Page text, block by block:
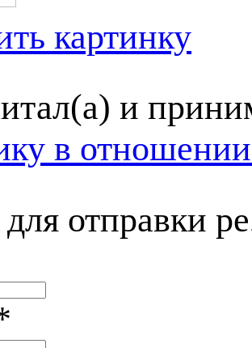
картинку
и
в
отправки